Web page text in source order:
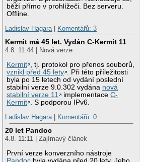
běží přímo v prohlížeči. Bez serveru.
Offline.
Ladislav Hagara| Komentářů: 3
Kermit má 45 let. Vydán C-Kermit 11
4.8. 11:44 | Nová verze
Kermit
, tj. protokol pro přenos souborů,
vznikl před 45 lety
. Při této příležitosti
byla po 15 letech od vydání poslední
stabilní verze 9.0.302 vydána nová
stabilní verze 11
implementaceC-
Kermit
. S podporou IPv6.
Ladislav Hagara| Komentářů: 0
20 let Pandoc
4.8. 11:11 | Zajímavý článek
První verze konverzního nástroje